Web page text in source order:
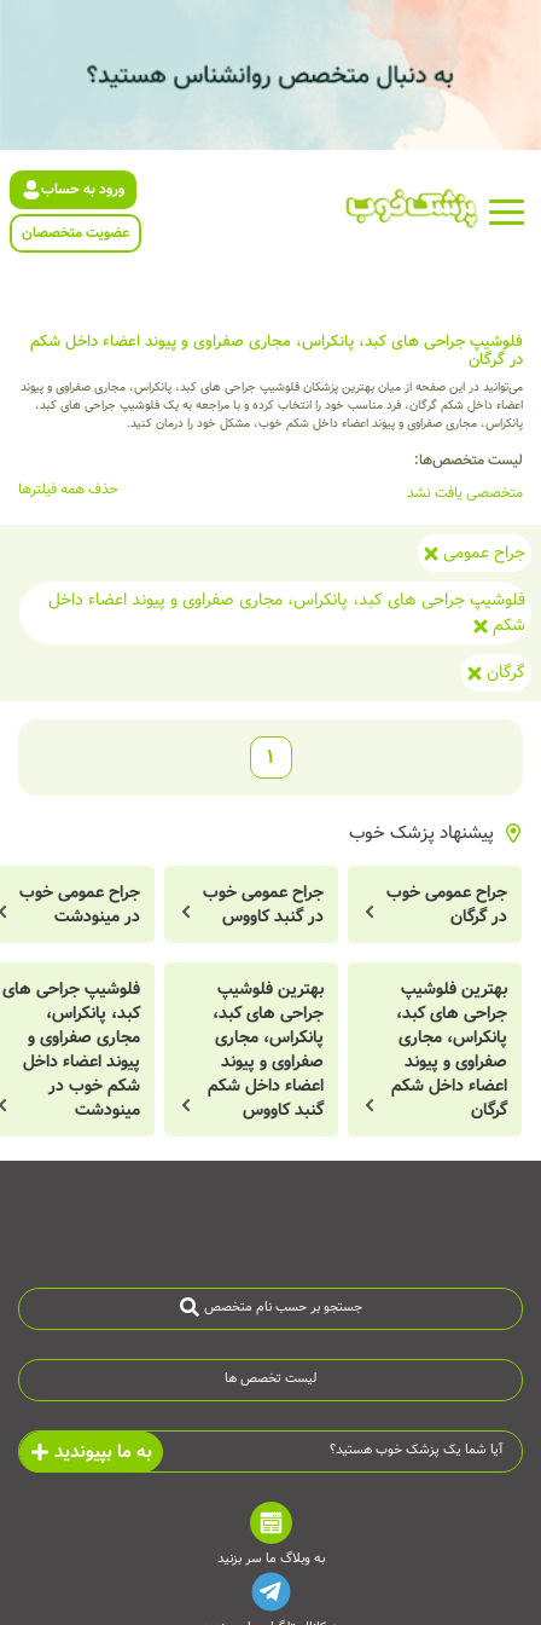
ورود به حساب
عضویت متخصصان
فلوشیپ جراحی های کبد، پانکراس، مجاری صفراوی و پیوند اعضاء داخل شکم
در گرگان
می‌توانید در این صفحه از میان بهترین پزشکان فلوشیپ جراحی های کبد، پانکراس، مجاری صفراوی و پیوند
اعضاء داخل شکم گرگان، فرد مناسب خود را انتخاب کرده و با مراجعه به یک فلوشیپ جراحی های کبد،
پانکراس، مجاری صفراوی و پیوند اعضاء داخل شکم خوب، مشکل خود را درمان کنید.
لیست متخصص‌ها:
متخصصی یافت نشد
حذف همه فیلترها
جراح عمومی
فلوشیپ جراحی های کبد، پانکراس، مجاری صفراوی و پیوند اعضاء داخل
شکم
گرگان
1
پیشنهاد پزشک خوب
جراح عمومی خوب
در گرگان
جراح عمومی خوب
در گنبد کاووس
جراح عمومی خوب
در مینودشت
بهترین فلوشیپ
جراحی های کبد،
پانکراس، مجاری
صفراوی و پیوند
اعضاء داخل شکم
گرگان
بهترین فلوشیپ
جراحی های کبد،
پانکراس، مجاری
صفراوی و پیوند
اعضاء داخل شکم
گنبد کاووس
فلوشیپ جراحی های
کبد، پانکراس،
مجاری صفراوی و
پیوند اعضاء داخل
شکم خوب در
مینودشت
جستجو بر حسب نام متخصص
لیست تخصص ها
آیا شما یک پزشک خوب هستید؟ به ما بپیوندید
به وبلاگ ما سر بزنید